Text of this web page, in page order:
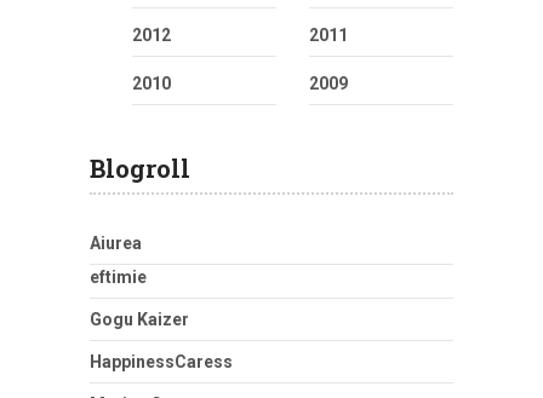
2012 2011
2010 2009
Blogroll
Aiurea
eftimie
Gogu Kaizer
HappinessCaress